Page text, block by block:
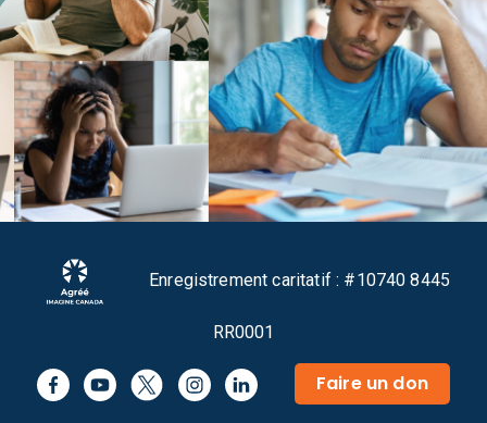
Enregistrement caritatif : #10740 8445
RR0001
Faire un don